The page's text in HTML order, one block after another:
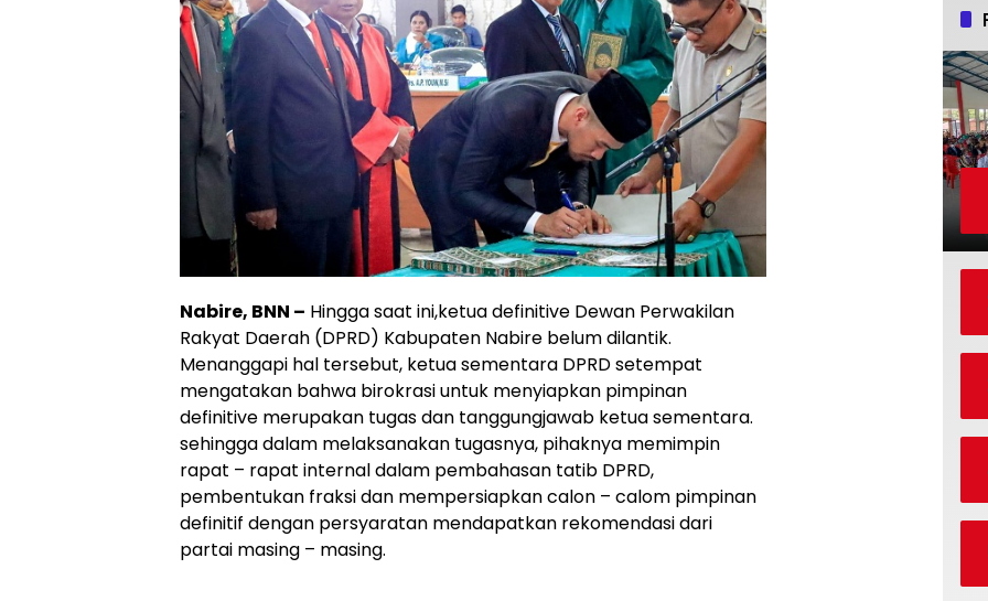
Nabire, BNN – Hingga saat ini,ketua definitive Dewan Perwakilan
Rakyat Daerah (DPRD) Kabupaten Nabire belum dilantik.
Menanggapi hal tersebut, ketua sementara DPRD setempat
mengatakan bahwa birokrasi untuk menyiapkan pimpinan
definitive merupakan tugas dan tanggungjawab ketua sementara.
sehingga dalam melaksanakan tugasnya, pihaknya memimpin
rapat – rapat internal dalam pembahasan tatib DPRD,
pembentukan fraksi dan mempersiapkan calon – calom pimpinan
definitif dengan persyaratan mendapatkan rekomendasi dari
partai masing – masing.